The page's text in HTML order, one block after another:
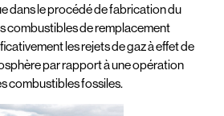
dans le procédé de fabrication du
combustibles de remplacement
les rejets de gaz à effet de
par rapport à une opération
combustibles fossiles.